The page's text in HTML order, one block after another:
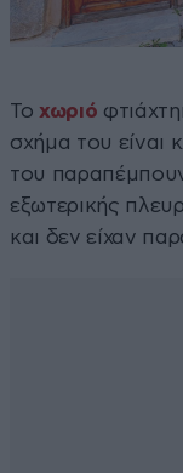
Το χωριό
σχήμα του είναι
του
εξωτερικής
και δεν είχαν